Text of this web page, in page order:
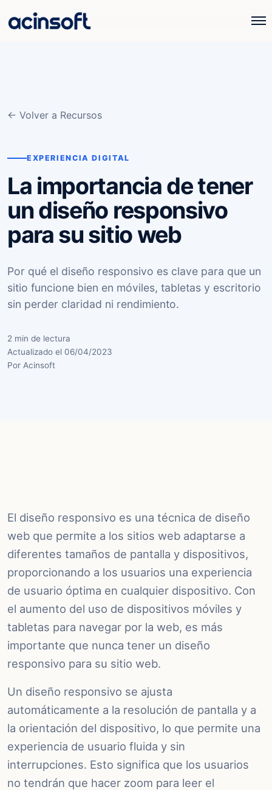
← Volver a Recursos
EXPERIENCIA DIGITAL
La importancia de tener
un diseño responsivo
para su sitio web
Por qué el diseño responsivo es clave para que un
sitio funcione bien en móviles, tabletas y escritorio
sin perder claridad ni rendimiento.
2 min de lectura
Actualizado el 06/04/2023
Por Acinsoft
El diseño responsivo es una técnica de diseño
web que permite a los sitios web adaptarse a
diferentes tamaños de pantalla y dispositivos,
proporcionando a los usuarios una experiencia
de usuario óptima en cualquier dispositivo. Con
el aumento del uso de dispositivos móviles y
tabletas para navegar por la web, es más
importante que nunca tener un diseño
responsivo para su sitio web.
Un diseño responsivo se ajusta
automáticamente a la resolución de pantalla y a
la orientación del dispositivo, lo que permite una
experiencia de usuario fluida y sin
interrupciones. Esto significa que los usuarios
no tendrán que hacer zoom para leer el